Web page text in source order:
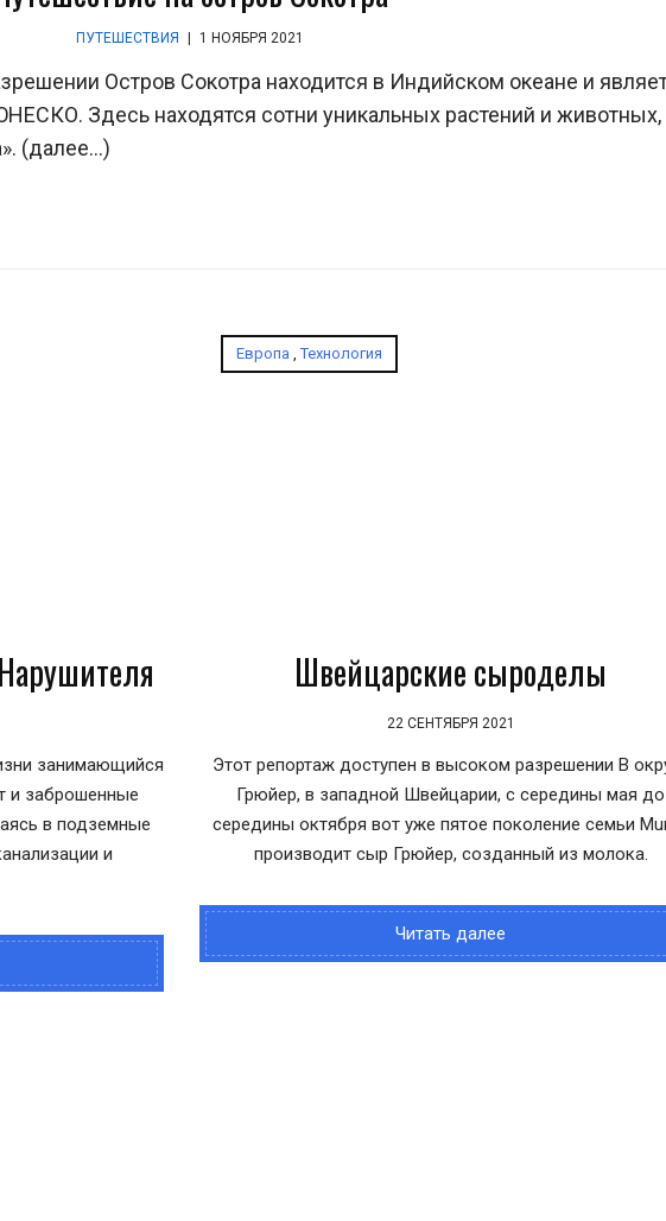
ПУТЕШЕСТВИЯ 1 НОЯБРЯ 2021
Остров Сокотра находится в Индийском океане и
Здесь находятся сотни уникальных растений и животных,
(далее…)
занимающийся
и заброшенные
в подземные
и
Европа ,Технология
Швейцарские сыроделы
22 СЕНТЯБРЯ 2021
Этот репортаж доступен в высоком разрешении В
Грюйер, в западной Швейцарии, с середины мая до
середины октября вот уже пятое поколение семьи
производит сыр Грюйер, созданный из молока.
Читать далее